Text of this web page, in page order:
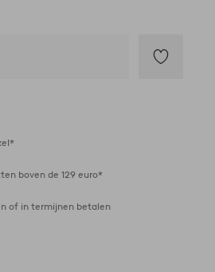
boven de 129 euro*
of in termijnen betalen